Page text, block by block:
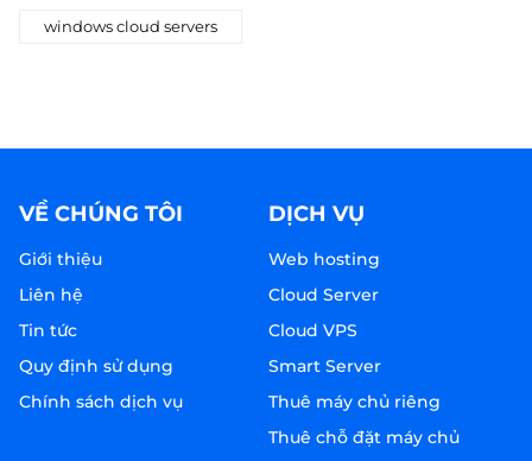
windows cloud servers
VỀ CHÚNG TÔI
Giới thiệu
Liên hệ
Tin tức
Quy định sử dụng
Chính sách dịch vụ
DỊCH VỤ
Web hosting
Cloud Server
Cloud VPS
Smart Server
Thuê máy chủ riêng
Thuê chỗ đặt máy chủ